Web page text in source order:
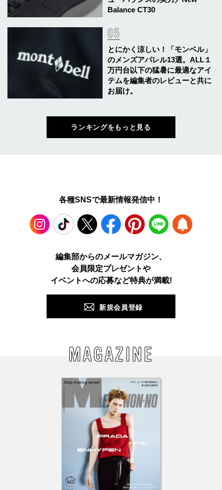
Balance CT30
とにかく涼しい！「モンベル」
のメンズアパレル13選。ALL１
万円台以下の猛暑に最適なアイ
テムを編集者のレビューと共に
お届け。
ランキングをもっと見る
各種SNSで最新情報発信中！
TikTok Facebook Pinterest LINE
編集部からのメールマガジン、
会員限定プレゼントや
イベントへの応募など特典が満載!
新規会員登録
MAGAZINE